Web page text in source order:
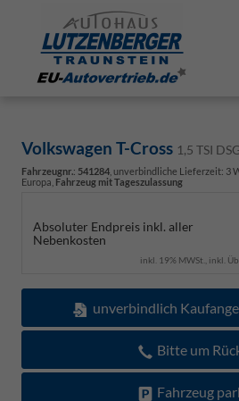
Volkswagen T-Cross 1,5 TSI
Fahrzeugnr.: 541284 , unverbindliche Lieferzeit: 3
Europa, Fahrzeug mit Tageszulassung
Absoluter Endpreis inkl. aller
Nebenkosten
inkl. 19% MWSt., inkl.
unverbindlich
Bitte um
Fahrzeug